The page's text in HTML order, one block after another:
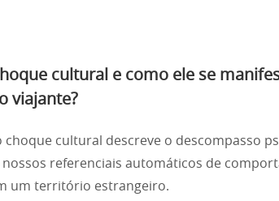
cultural e como ele se
viajante?
choque cultural descreve o descompasso
referenciais automáticos de
um território estrangeiro.